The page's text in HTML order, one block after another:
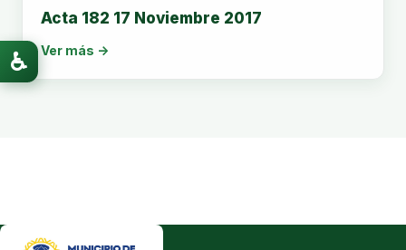
Acta 182 17 Noviembre 2017
Ver más →
♿